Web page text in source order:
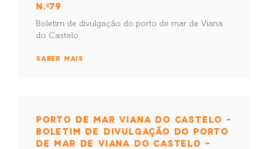
N.º79
Boletim de divulgação do porto de mar de Viana
do Castelo
SABER MAIS
PORTO DE MAR VIANA DO CASTELO –
BOLETIM DE DIVULGAÇÃO DO PORTO
DE MAR DE VIANA DO CASTELO –